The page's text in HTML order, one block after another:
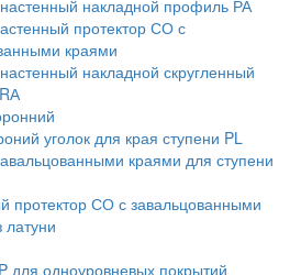
накладной профиль РА
протектор СО с
краями
накладной скругленный
уголок для края ступени PL
краями для ступени
протектор СО с завальцованными
латуни
для одноуровневых покрытий